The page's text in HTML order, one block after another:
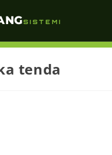
SISTEMI
tenda